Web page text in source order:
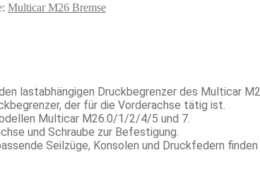
Multicar M26 Bremse
lastabhängigen Druckbegrenzer des Multicar
der für die Vorderachse tätig ist.
Multicar M26.0/1/2/4/5 und 7.
und Schraube zur Befestigung.
Seilzüge, Konsolen und Druckfedern